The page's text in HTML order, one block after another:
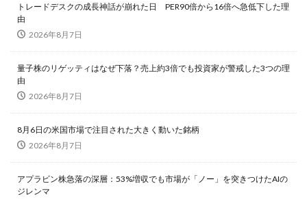
トレードデスクの成長神話が崩れた日 PER90倍から16倍へ急低下した理
由
2026年8月7日
量子株のリゲッティはなぜ下落？売上約3倍でも投資家が警戒した3つの理
由
2026年8月7日
8月6日の米国市場で注目された大きく動いた銘柄
2026年8月7日
アプラビン株急落の深層：53%増収でも市場が「ノー」を突きつけたAIの
ジレンマ